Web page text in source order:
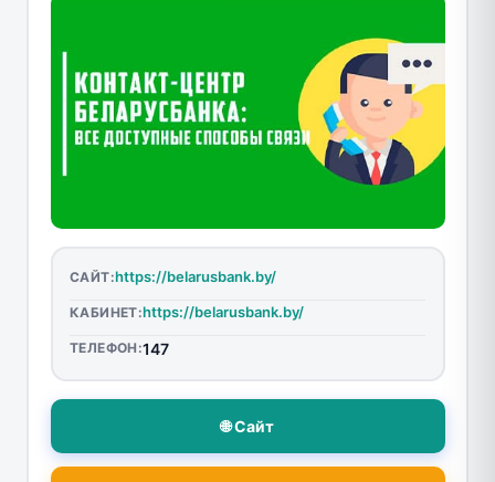
САЙТ:https://belarusbank.by/
КАБИНЕТ:https://belarusbank.by/
ТЕЛЕФОН:147
🌐 Сайт